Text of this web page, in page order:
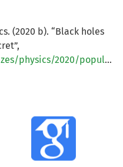
(2020 b). “Black holes
physics/2020/popular-